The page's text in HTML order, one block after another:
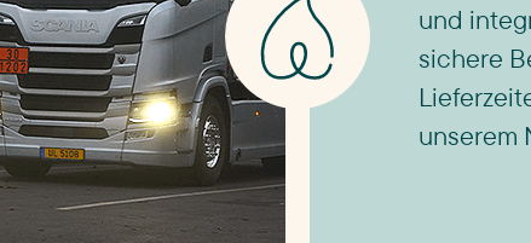
und
sichere
unserem